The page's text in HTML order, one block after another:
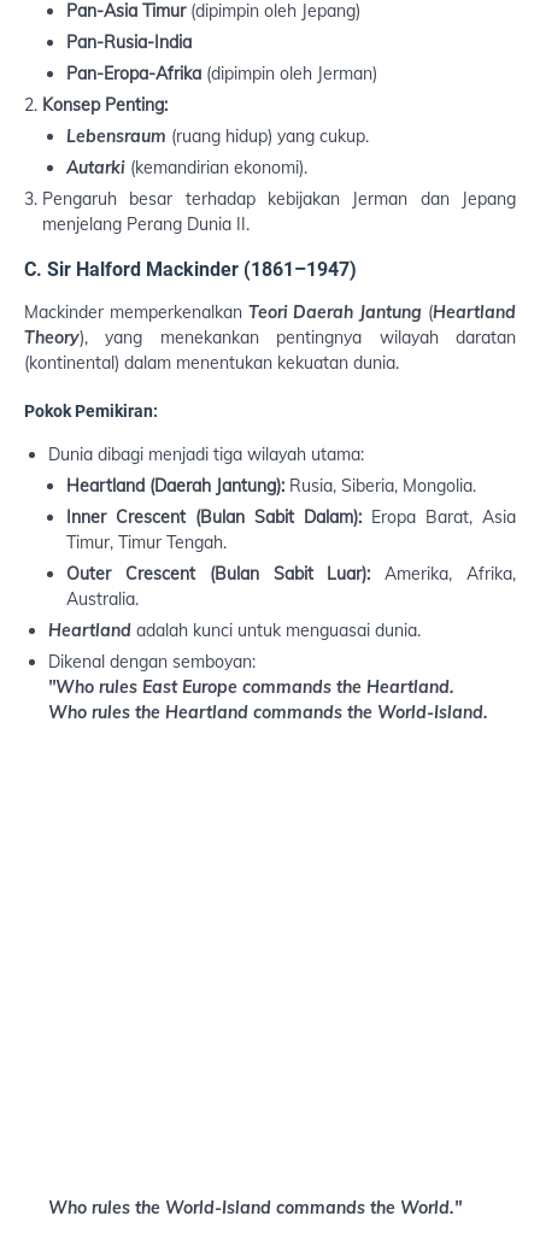
Pan-Asia Timur(dipimpin oleh Jepang)
Pan-Rusia-India
Pan-Eropa-Afrika (dipimpin oleh Jerman)
Konsep Penting:
Lebensraum (ruang hidup) yang cukup.
Autarki (kemandirian ekonomi).
Pengaruh besar terhadap kebijakan Jerman dan Jepang
menjelang Perang Dunia II.
C. Sir Halford Mackinder (1861–1947)
Mackinder memperkenalkan Teori Daerah Jantung (Heartland
Theory), yang menekankan pentingnya wilayah daratan
(kontinental) dalam menentukan kekuatan dunia.
Pokok Pemikiran:
Dunia dibagi menjadi tiga wilayah utama:
Heartland (Daerah Jantung): Rusia, Siberia, Mongolia.
Inner Crescent (Bulan Sabit Dalam): Eropa Barat, Asia
Timur, Timur Tengah.
Outer Crescent (Bulan Sabit Luar): Amerika, Afrika,
Australia.
Heartland adalah kunci untuk menguasai dunia.
Dikenal dengan semboyan:
"Who rules East Europe commands the Heartland.
Who rules the Heartland commands the World-Island.
Who rules the World-Island commands the World."